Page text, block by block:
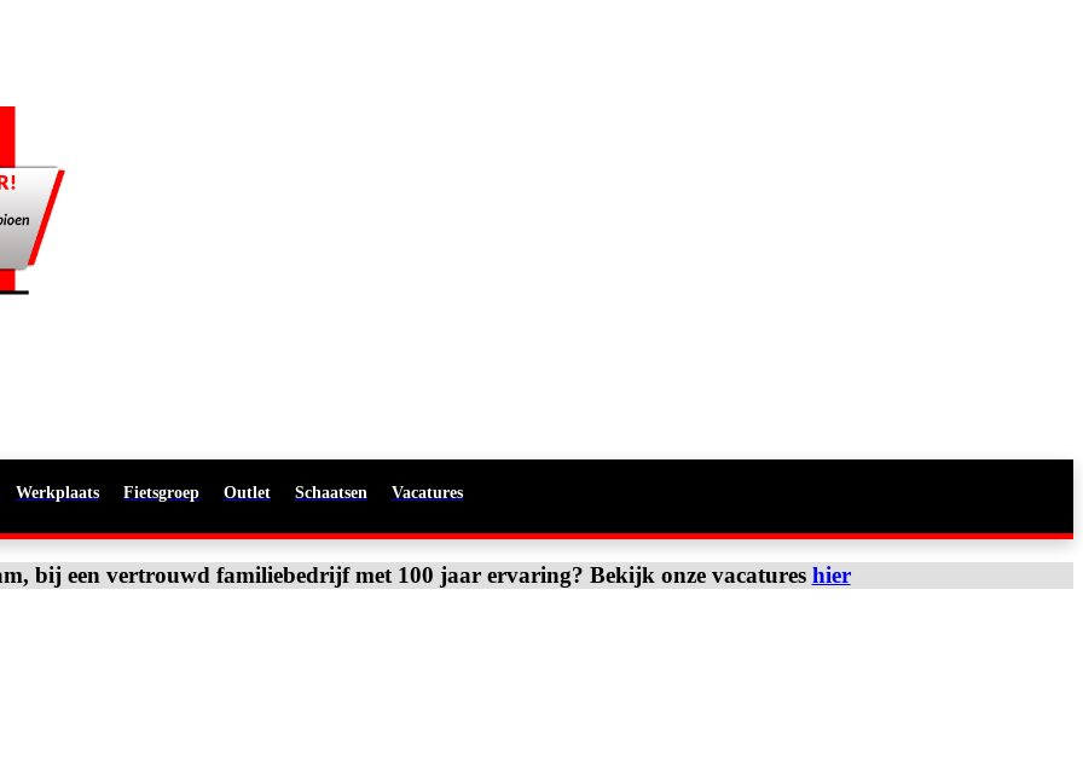
Werkplaats Fietsgroep Outlet Schaatsen Vacatures
bij een vertrouwd familiebedrijf met 100 jaar ervaring? Bekijk onze vacatures hier